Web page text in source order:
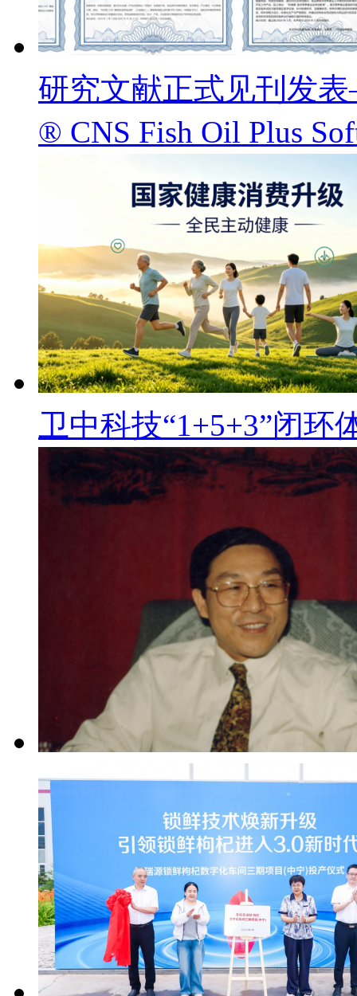
研究文献正式见刊发
® CNS Fish Oil Plus
卫中科技“1+5+3”闭环